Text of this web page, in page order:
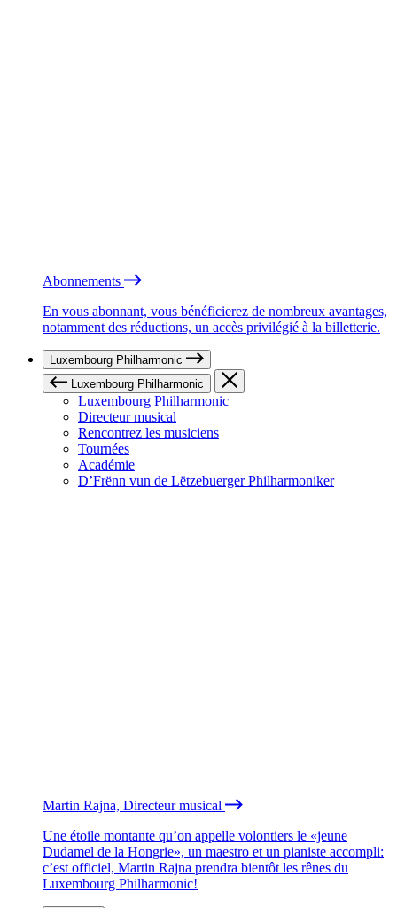
Abonnements
En vous abonnant, vous bénéficierez de nombreux avantages,
notamment des réductions, un accès privilégié à la billetterie.
Luxembourg Philharmonic
Luxembourg Philharmonic
Luxembourg Philharmonic
Directeur musical
Rencontrez les musiciens
Tournées
Académie
D’Frënn vun de Lëtzebuerger Philharmoniker
Martin Rajna, Directeur musical
Une étoile montante qu’on appelle volontiers le «jeune
Dudamel de la Hongrie», un maestro et un pianiste accompli:
c’est officiel, Martin Rajna prendra bientôt les rênes du
Luxembourg Philharmonic!